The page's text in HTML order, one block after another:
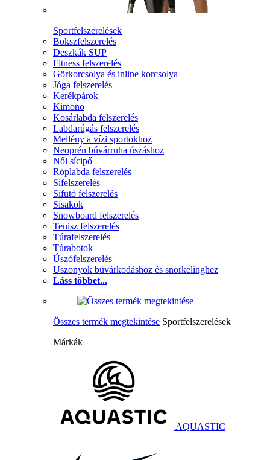
Sportfelszerelések
Bokszfelszerelés
Deszkák SUP
Fitness felszerelés
Görkorcsolya és inline korcsolya
Jóga felszerelés
Kerékpárok
Kimono
Kosárlabda felszerelés
Labdarúgás felszerelés
Mellény a vízi sportokhoz
Neoprén búvárruha úszáshoz
Női sícipő
Röplabda felszerelés
Sífelszerelés
Sífutó felszerelés
Sisakok
Snowboard felszerelés
Tenisz felszerelés
Túrafelszerelés
Túrabotok
Úszófelszerelés
Uszonyok búvárkodáshoz és snorkelinghez
Láss többet...
Összes termék megtekintése Sportfelszerelések
Márkák
AQUASTIC